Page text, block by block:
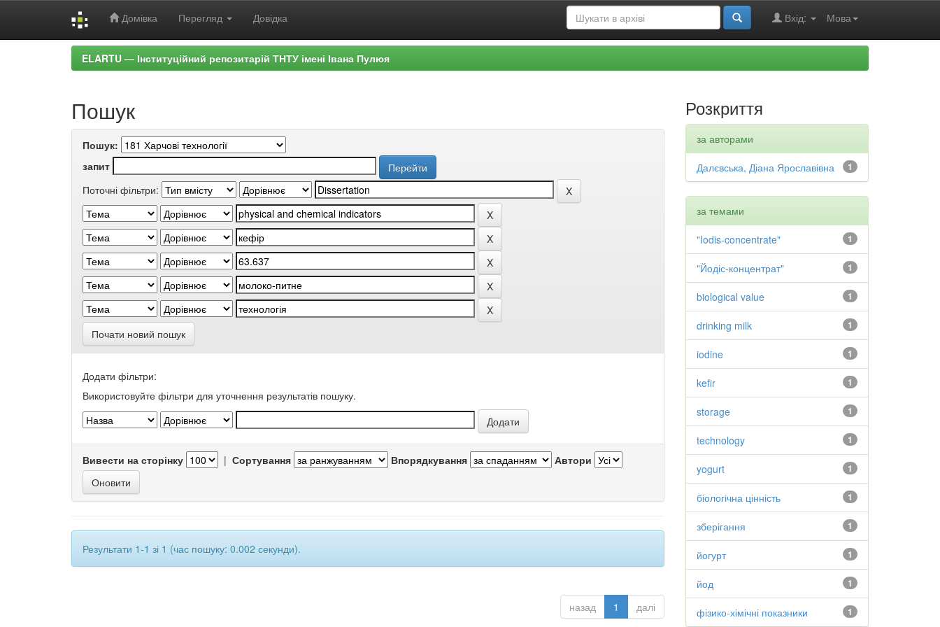
Домівка Перегляд Довідка Мова
Вхід:
ELARTU — Інституційний репозитарій ТНТУ імені Івана Пулюя
Пошук
Пошук:
запит
Поточні фільтри:
Почати новий пошук
Додати фільтри:
Використовуйте фільтри для уточнення результатів пошуку.
Вивести на сторінку | Сортування Впорядкування Автори
Результати 1-1 зі 1 (час пошуку: 0.002 секунди).
назад 1 далі
Розкриття
за авторами
1
Далєвська, Діана Ярославівна
за темами
1
"Iodis-concentrate"
1
"Йодіс-концентрат"
1
biological value
1
drinking milk
1
iodine
1
kefir
1
storage
1
technology
1
yogurt
1
біологічна цінність
1
зберігання
1
йогурт
1
йод
1
фізико-хімічні показники